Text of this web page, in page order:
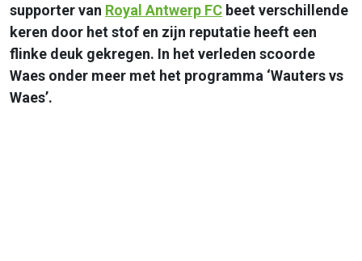
supporter van Royal Antwerp FC beet verschillende
keren door het stof en zijn reputatie heeft een
flinke deuk gekregen. In het verleden scoorde
Waes onder meer met het programma ‘Wauters vs
Waes’.